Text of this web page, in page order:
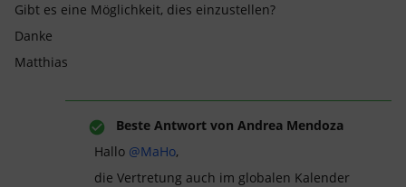
Gibt es eine Möglichkeit, dies einzustellen?
Danke
Matthias
Beste Antwort von Andrea Mendoza
Hallo @MaHo,
die Vertretung auch im globalen Kalender